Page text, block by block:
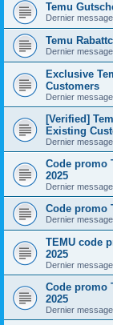
Temu
Dernier
Temu
Dernier
Exclusive
Customers
Dernier
[Verified]
Existing
Dernier
Code promo
2025
Dernier
Code promo
Dernier
TEMU code
2025
Dernier
Code promo
2025
Dernier